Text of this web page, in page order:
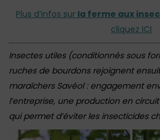
Plus d’infos sur la ferme aux
cliquez ICI
Insectes utiles (conditionnés sous
ruches de bourdons rejoignent
maraîchers Savéol : engagement
l’entreprise, une production en
qui permet d’éviter les insecticides